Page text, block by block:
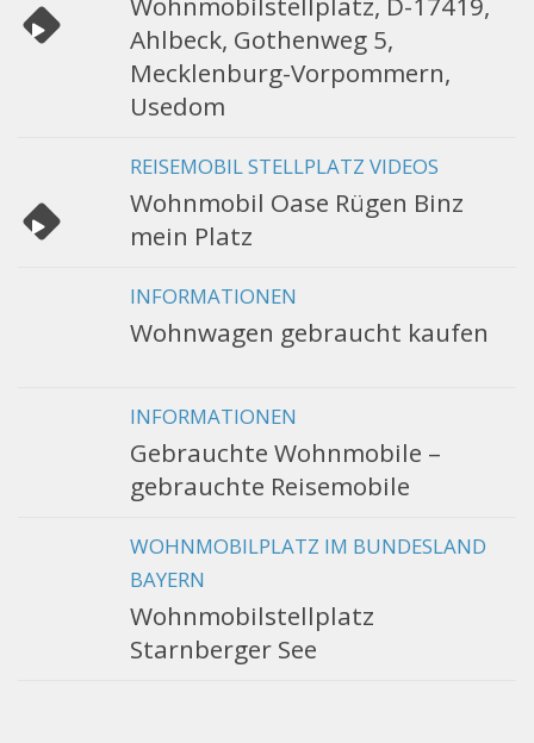
Ahlbeck, Gothenweg 5,
Mecklenburg-Vorpommern,
Usedom
REISEMOBIL STELLPLATZ VIDEOS
Wohnmobil Oase Rügen Binz
mein Platz
INFORMATIONEN
Wohnwagen gebraucht kaufen
INFORMATIONEN
Gebrauchte Wohnmobile –
gebrauchte Reisemobile
WOHNMOBILPLATZ IM BUNDESLAND
BAYERN
Wohnmobilstellplatz
Starnberger See